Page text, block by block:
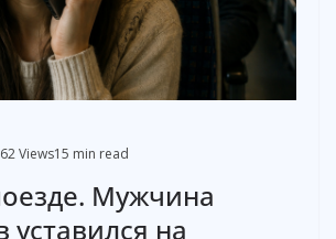
Views15 min read
Мужчина
уставился на